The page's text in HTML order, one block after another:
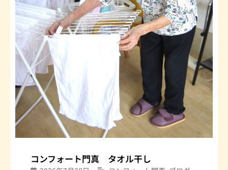
コンフォート門真 タオル干し